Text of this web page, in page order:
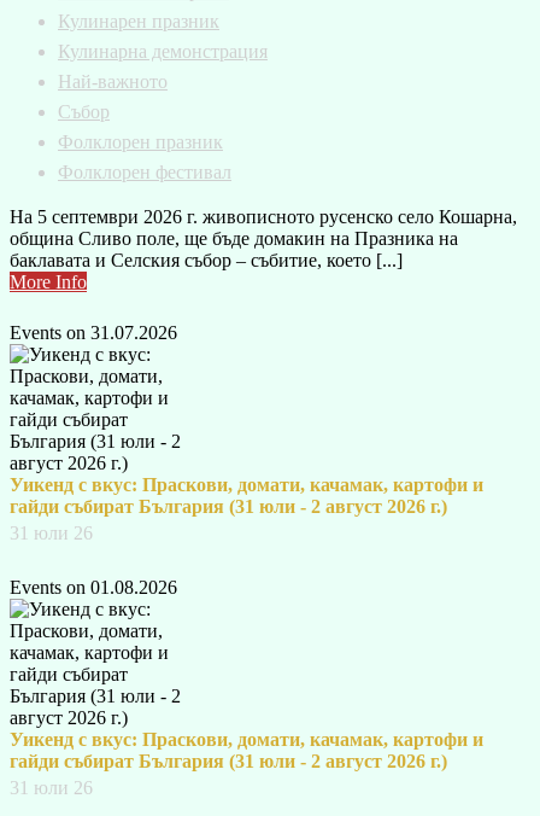
Кулинарен празник
Кулинарна демонстрация
Най-важното
Събор
Фолклорен празник
Фолклорен фестивал
На 5 септември 2026 г. живописното русенско село Кошарна,
община Сливо поле, ще бъде домакин на Празника на
баклавата и Селския събор – събитие, което [...]
More Info
Events on 31.07.2026
Уикенд с вкус: Праскови, домати, качамак, картофи и
гайди събират България (31 юли - 2 август 2026 г.)
31 юли 26
Events on 01.08.2026
Уикенд с вкус: Праскови, домати, качамак, картофи и
гайди събират България (31 юли - 2 август 2026 г.)
31 юли 26